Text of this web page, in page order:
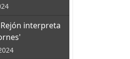
interpreta